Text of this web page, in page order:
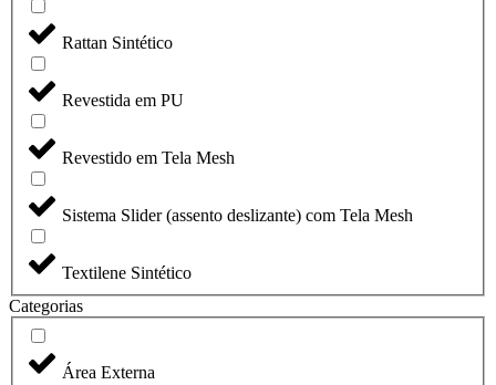
Rattan Sintético
Revestida em PU
Revestido em Tela Mesh
Sistema Slider (assento deslizante) com Tela Mesh
Textilene Sintético
Categorias
Área Externa